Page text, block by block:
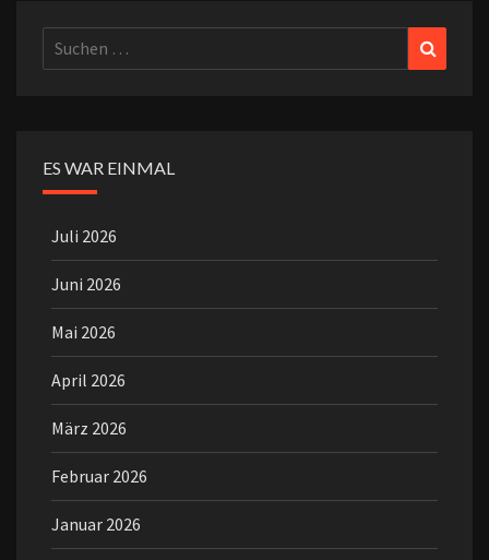
Suchen
nach:
ES WAR EINMAL
Juli 2026
Juni 2026
Mai 2026
April 2026
März 2026
Februar 2026
Januar 2026